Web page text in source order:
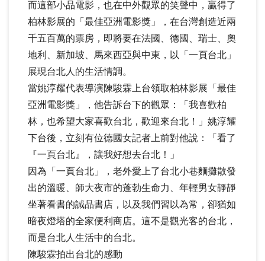
而這部小品電影，也在中外觀眾的笑聲中，贏得了
柏林影展的「最佳亞洲電影獎」，在台灣創造近兩
千五百萬的票房，即將要在法國、德國、瑞士、奧
地利、新加坡、馬來西亞與中東，以「一頁台北」
展現台北人的生活情調。
當姚淳耀代表導演陳駿霖上台領取柏林影展「最佳
亞洲電影獎」，他告訴台下的觀眾：「我喜歡柏
林，也希望大家喜歡台北，歡迎來台北！」姚淳耀
下台後，立刻有位德國女記者上前對他說：「看了
『一頁台北』，讓我好想去台北！」
因為「一頁台北」，老外愛上了台北小巷麵攤散發
出的溫暖、師大夜市的蓬勃生命力、年輕男女靜靜
坐著看書的誠品書店，以及我們習以為常，卻猶如
暗夜燈塔的全家便利商店。這不是觀光客的台北，
而是台北人生活中的台北。
陳駿霖拍出台北的感動